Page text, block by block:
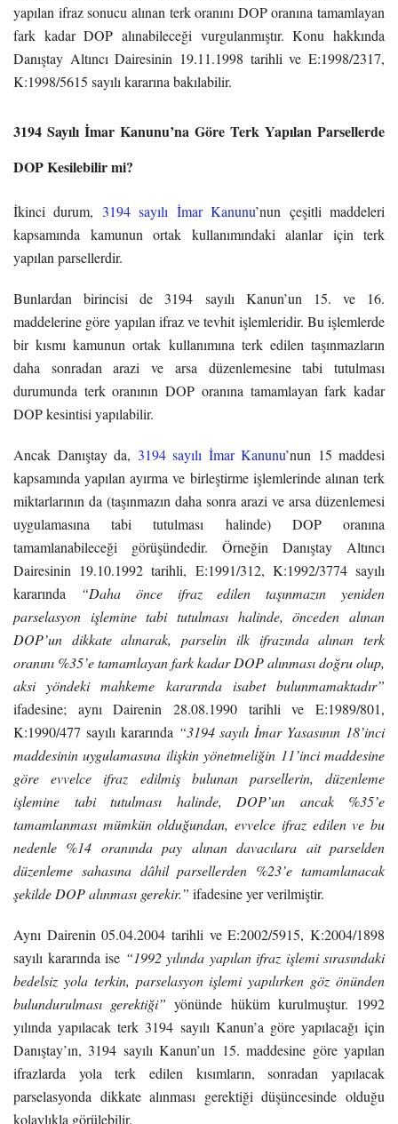
yapılan ifraz sonucu alınan terk oranını DOP oranına tamamlayan
fark kadar DOP alınabileceği vurgulanmıştır. Konu hakkında
Danıştay Altıncı Dairesinin 19.11.1998 tarihli ve E:1998/2317,
K:1998/5615 sayılı kararına bakılabilir.
3194 Sayılı İmar Kanunu’na Göre Terk Yapılan Parsellerde
DOP Kesilebilir mi?
İkinci durum, 3194 sayılı İmar Kanunu’nun çeşitli maddeleri
kapsamında kamunun ortak kullanımındaki alanlar için terk
yapılan parsellerdir.
Bunlardan birincisi de 3194 sayılı Kanun’un 15. ve 16.
maddelerine göre yapılan ifraz ve tevhit işlemleridir. Bu işlemlerde
bir kısmı kamunun ortak kullanımına terk edilen taşınmazların
daha sonradan arazi ve arsa düzenlemesine tabi tutulması
durumunda terk oranının DOP oranına tamamlayan fark kadar
DOP kesintisi yapılabilir.
Ancak Danıştay da, 3194 sayılı İmar Kanunu’nun 15 maddesi
kapsamında yapılan ayırma ve birleştirme işlemlerinde alınan terk
miktarlarının da (taşınmazın daha sonra arazi ve arsa düzenlemesi
uygulamasına tabi tutulması halinde) DOP oranına
tamamlanabileceği görüşündedir. Örneğin Danıştay Altıncı
Dairesinin 19.10.1992 tarihli, E:1991/312, K:1992/3774 sayılı
kararında
“Daha önce ifraz edilen taşınmazın yeniden
parselasyon işlemine tabi tutulması halinde, önceden alınan
DOP’un dikkate alınarak, parselin ilk ifrazında alınan terk
oranını %35’e tamamlayan fark kadar DOP alınması doğru olup,
aksi yöndeki mahkeme kararında isabet bulunmamaktadır”
ifadesine; aynı Dairenin 28.08.1990 tarihli ve E:1989/801,
K:1990/477 sayılı kararında “3194 sayılı İmar Yasasının 18’inci
maddesinin uygulamasına ilişkin yönetmeliğin 11’inci maddesine
göre evvelce ifraz edilmiş bulunan parsellerin, düzenleme
işlemine tabi tutulması halinde, DOP’un ancak %35’e
tamamlanması mümkün olduğundan, evvelce ifraz edilen ve bu
nedenle %14 oranında pay alınan davacılara ait parselden
düzenleme sahasına dâhil parsellerden %23’e tamamlanacak
şekilde DOP alınması gerekir.” ifadesine yer verilmiştir.
Aynı Dairenin 05.04.2004 tarihli ve E:2002/5915, K:2004/1898
sayılı kararında ise “1992 yılında yapılan ifraz işlemi sırasındaki
bedelsiz yola terkin, parselasyon işlemi yapılırken göz önünden
bulundurulması gerektiği” yönünde hüküm kurulmuştur. 1992
yılında yapılacak terk 3194 sayılı Kanun’a göre yapılacağı için
Danıştay’ın, 3194 sayılı Kanun’un 15. maddesine göre yapılan
ifrazlarda yola terk edilen kısımların, sonradan yapılacak
parselasyonda dikkate alınması gerektiği düşüncesinde olduğu
kolaylıkla görülebilir.